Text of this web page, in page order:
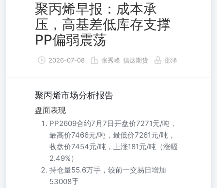
聚丙烯早报：成本承
压，高基差低库存支撑
PP偏弱震荡
2026-07-08 张秀峰 信达期货 邵泽
聚丙烯市场分析报告
盘面表现
PP2609合约7月7日开盘价7271元/吨，
最高价7466元/吨，最低价7261元/吨，
收盘价7454元/吨，上涨181元/吨（涨幅
2.49%）
持仓量55.6万手，较前一交易日增加
53008手